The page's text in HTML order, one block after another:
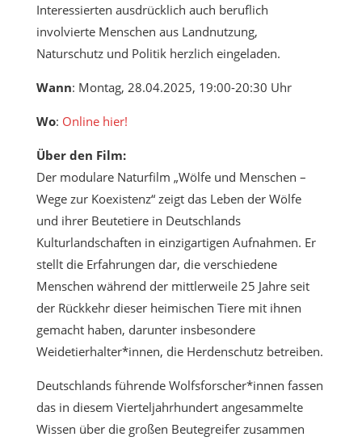
Interessierten ausdrücklich auch beruflich
involvierte Menschen aus Landnutzung,
Naturschutz und Politik herzlich eingeladen.
Wann: Montag, 28.04.2025, 19:00-20:30 Uhr
Wo: Online hier!
Über den Film:
Der modulare Naturfilm „Wölfe und Menschen –
Wege zur Koexistenz“ zeigt das Leben der Wölfe
und ihrer Beutetiere in Deutschlands
Kulturlandschaften in einzigartigen Aufnahmen. Er
stellt die Erfahrungen dar, die verschiedene
Menschen während der mittlerweile 25 Jahre seit
der Rückkehr dieser heimischen Tiere mit ihnen
gemacht haben, darunter insbesondere
Weidetierhalter*innen, die Herdenschutz betreiben.
Deutschlands führende Wolfsforscher*innen fassen
das in diesem Vierteljahrhundert angesammelte
Wissen über die großen Beutegreifer zusammen